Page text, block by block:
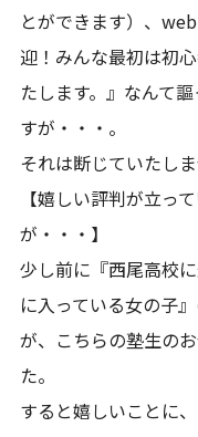
とができます）、
迎！みんな最初は初
たします。』なんて
すが・・・。
それは断じていたしま
【嬉しい評判が立っ
が・・・】
少し前に『西尾高校
に入っている女の子
が、こちらの塾生の
た。
すると嬉しいことに